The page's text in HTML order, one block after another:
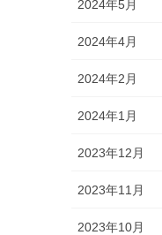
2024年5月
2024年4月
2024年2月
2024年1月
2023年12月
2023年11月
2023年10月